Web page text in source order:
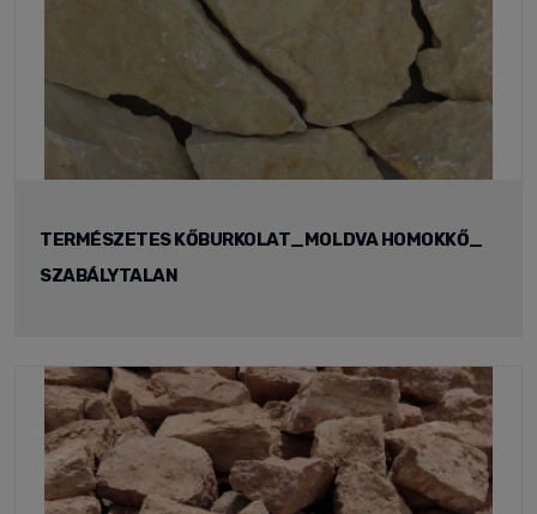
TERMÉSZETES KŐBURKOLAT_MOLDVA HOMOKKŐ_
SZABÁLYTALAN